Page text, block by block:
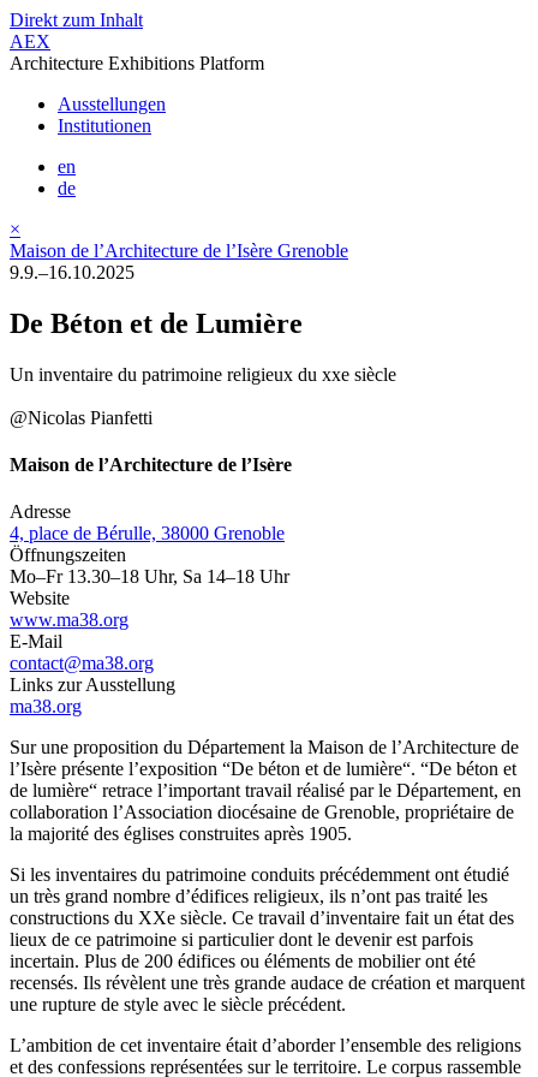
Direkt zum Inhalt
AEX
Architecture Exhibitions Platform
Ausstellungen
Institutionen
en
de
×
Maison de l’Architecture de l’Isère Grenoble
9.9.–16.10.2025
De Béton et de Lumière
Un inventaire du patrimoine religieux du xxe siècle
@Nicolas Pianfetti
Maison de l’Architecture de l’Isère
Adresse
4, place de Bérulle, 38000 Grenoble
Öffnungszeiten
Mo–Fr 13.30–18 Uhr, Sa 14–18 Uhr
Website
www.ma38.org
E-Mail
contact@ma38.org
Links zur Ausstellung
ma38.org
Sur une proposition du Département la Maison de l’Architecture de
l’Isère présente l’exposition “De béton et de lumière“. “De béton et
de lumière“ retrace l’important travail réalisé par le Département, en
collaboration l’Association diocésaine de Grenoble, propriétaire de
la majorité des églises construites après 1905.
Si les inventaires du patrimoine conduits précédemment ont étudié
un très grand nombre d’édifices religieux, ils n’ont pas traité les
constructions du XXe siècle. Ce travail d’inventaire fait un état des
lieux de ce patrimoine si particulier dont le devenir est parfois
incertain. Plus de 200 édifices ou éléments de mobilier ont été
recensés. Ils révèlent une très grande audace de création et marquent
une rupture de style avec le siècle précédent.
L’ambition de cet inventaire était d’aborder l’ensemble des religions
et des confessions représentées sur le territoire. Le corpus rassemble